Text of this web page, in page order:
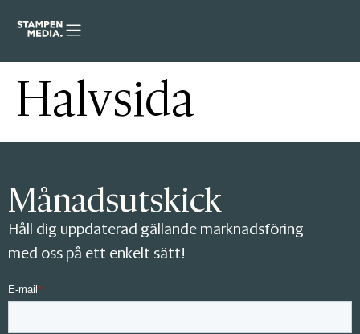
Halvsida
Månadsutskick
Håll dig uppdaterad gällande marknadsföring
med oss på ett enkelt sätt!